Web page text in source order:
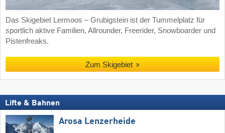
Das Skigebiet Lermoos – Grubigstein ist der Tummelplatz für
sportlich aktive Familien, Allrounder, Freerider, Snowboarder und
Pistenfreaks.
Zum Skigebiet
Lifte & Bahnen
Arosa Lenzerheide